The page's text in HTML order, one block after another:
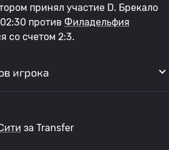
принял участие D. Брекало
против Филадельфия
со счетом 2:3.
игрока
за Transfer